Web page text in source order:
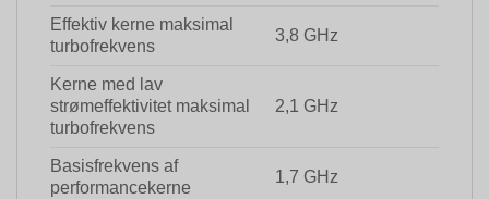
Effektiv kerne maksimal
turbofrekvens
3,8 GHz
Kerne med lav
strømeffektivitet maksimal
turbofrekvens
2,1 GHz
Basisfrekvens af
performancekerne
1,7 GHz